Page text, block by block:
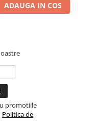
ADAUGA IN COS
promotiile
Politica de